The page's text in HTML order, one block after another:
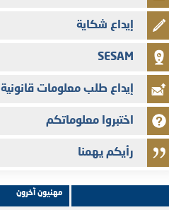
إيداع شكاية
SESAM
إيداع طلب معلومات قانونية
اختبروا معلوماتكم
رأيكم يهمنا
مهنيون آخرون